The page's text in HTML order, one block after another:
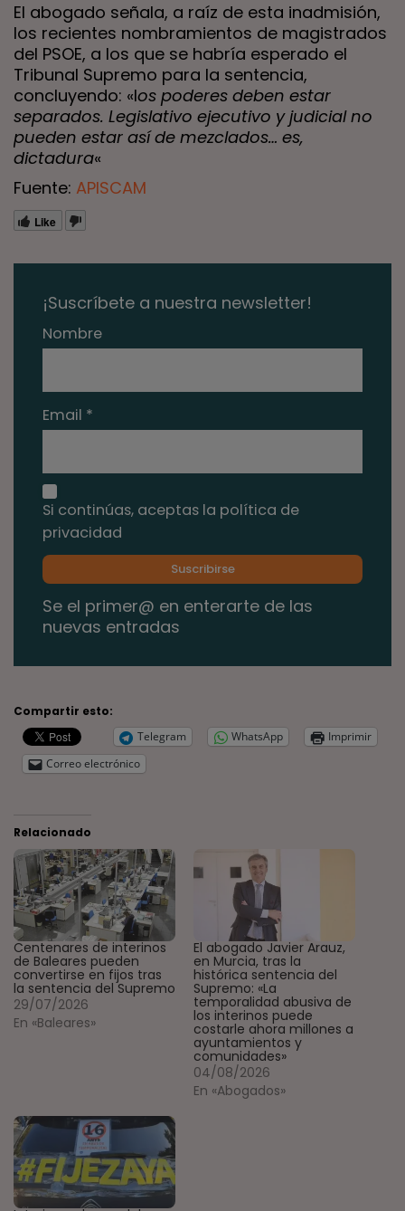
El abogado señala, a raíz de esta inadmisión,
los recientes nombramientos de magistrados
del PSOE, a los que se habría esperado el
Tribunal Supremo para la sentencia,
concluyendo: «los poderes deben estar
separados. Legislativo ejecutivo y judicial no
pueden estar así de mezclados… es,
dictadura«
Fuente: APISCAM
Like
¡Suscríbete a nuestra newsletter!
Nombre
Email *
Si continúas, aceptas la política de
privacidad
Se el primer@ en enterarte de las
nuevas entradas
Compartir esto:
Telegram
WhatsApp
Imprimir
Correo electrónico
Relacionado
Centenares de interinos
de Baleares pueden
convertirse en fijos tras
la sentencia del Supremo
29/07/2026
En «Baleares»
El abogado Javier Arauz,
en Murcia, tras la
histórica sentencia del
Supremo: «La
temporalidad abusiva de
los interinos puede
costarle ahora millones a
ayuntamientos y
comunidades»
04/08/2026
En «Abogados»